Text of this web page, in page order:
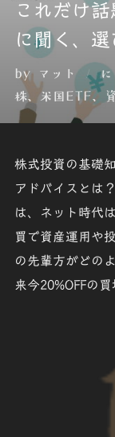
これだけ
に聞く、
by マット に
株 、米国ETF 、
株式投資の基礎知
アドバイス とは
は、ネット時代
買で資産運用や
の先輩方がどの
来今20%OFFの